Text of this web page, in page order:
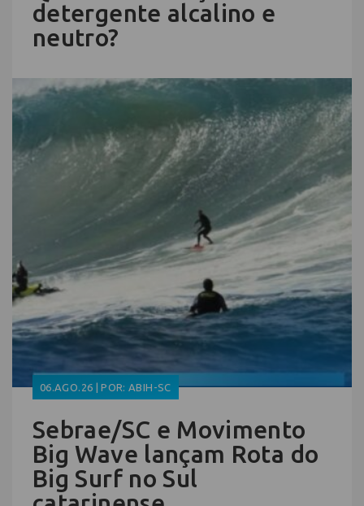
detergente alcalino e
neutro?
06.AGO.26 | POR: ABIH-SC
Sebrae/SC e Movimento
Big Wave lançam Rota do
Big Surf no Sul